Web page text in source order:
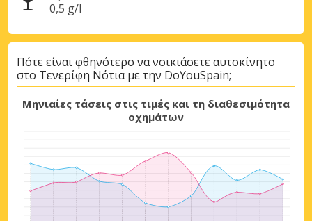
0,5 g/l
Πότε είναι φθηνότερο να νοικιάσετε αυτοκίνητο
στο Τενερίφη Νότια με την DoYouSpain;
Μηνιαίες τάσεις στις τιμές και τη διαθεσιμότητα
οχημάτων